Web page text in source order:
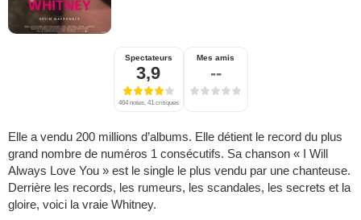
Spectateurs
3,9
464 notes, 41 critiques
Mes amis
--
Elle a vendu 200 millions d’albums. Elle détient le record du plus
grand nombre de numéros 1 consécutifs. Sa chanson « I Will
Always Love You » est le single le plus vendu par une chanteuse.
Derrière les records, les rumeurs, les scandales, les secrets et la
gloire, voici la vraie Whitney.